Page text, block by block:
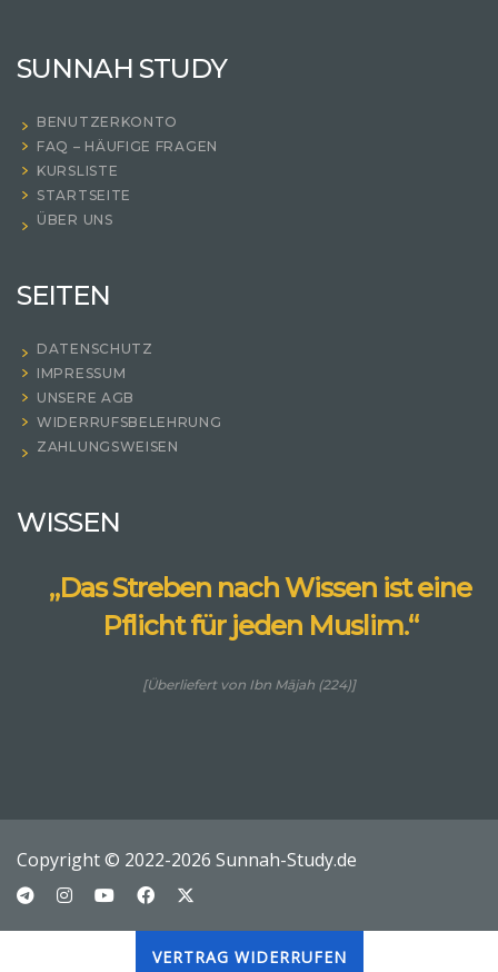
SUNNAH STUDY
BENUTZERKONTO
FAQ – HÄUFIGE FRAGEN
KURSLISTE
STARTSEITE
ÜBER UNS
SEITEN
DATENSCHUTZ
IMPRESSUM
UNSERE AGB
WIDERRUFSBELEHRUNG
ZAHLUNGSWEISEN
WISSEN
„Das Streben nach Wissen ist eine
Pflicht für jeden Muslim.“
[Überliefert von Ibn Mājah (224)]
Copyright © 2022-2026 Sunnah-Study.de
VERTRAG WIDERRUFEN